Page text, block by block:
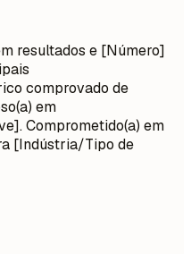
resultados e [Número]
comprovado de
em
Comprometido(a) em
[Indústria/Tipo de